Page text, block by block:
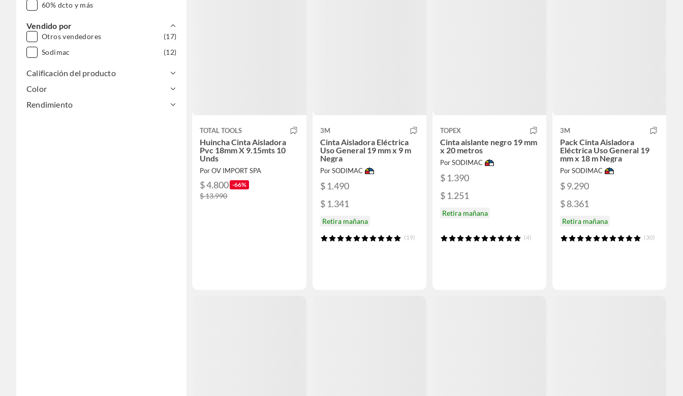
60% dcto y más
Vendido por
Otros vendedores
(17)
Sodimac
(12)
Calificación del producto
Color
Rendimiento
TOTAL TOOLS
Huincha Cinta Aisladora
Pvc 18mm X 9.15mts 10
Unds
Por OV IMPORT SPA
$ 4.800 -66%
$ 13.990
3M
Cinta Aisladora Eléctrica
Uso General 19 mm x 9 m
Negra
Por SODIMAC
$ 1.490
$ 1.341
Retira mañana
(19)
TOPEX
Cinta aislante negro 19 mm
x 20 metros
Por SODIMAC
$ 1.390
$ 1.251
Retira mañana
(4)
3M
Pack Cinta Aisladora
Eléctrica Uso General 19
mm x 18 m Negra
Por SODIMAC
$ 9.290
$ 8.361
Retira mañana
(30)